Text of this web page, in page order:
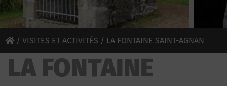
/ VISITES ET ACTIVITÉS / LA FONTAINE SAINT-AGNAN
LA FONTAINE